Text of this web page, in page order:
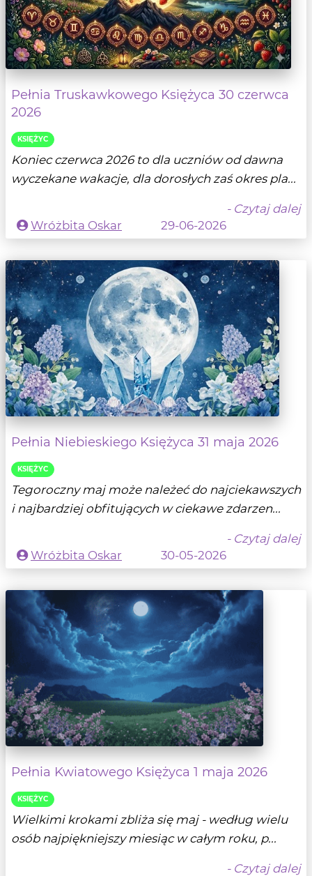
Pełnia Truskawkowego Księżyca 30 czerwca
2026
KSIĘŻYC
Koniec czerwca 2026 to dla uczniów od dawna
wyczekane wakacje, dla dorosłych zaś okres pla...
- Czytaj dalej
Wróżbita Oskar
29-06-2026
Pełnia Niebieskiego Księżyca 31 maja 2026
KSIĘŻYC
Tegoroczny maj może należeć do najciekawszych
i najbardziej obfitujących w ciekawe zdarzen...
- Czytaj dalej
Wróżbita Oskar
30-05-2026
Pełnia Kwiatowego Księżyca 1 maja 2026
KSIĘŻYC
Wielkimi krokami zbliża się maj - według wielu
osób najpiękniejszy miesiąc w całym roku, p...
- Czytaj dalej